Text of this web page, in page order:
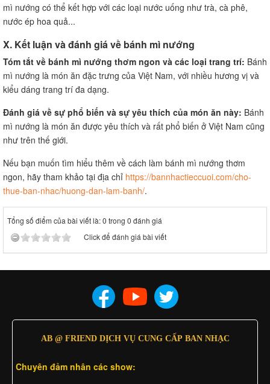
mì nướng có thể kết hợp với các loại nước uống như trà, cà phê,
nước ép hoa quả...
X. Kết luận và đánh giá về bánh mì nướng
Tóm tắt về bánh mì nướng thơm ngon và các loại trang trí: Bánh
mì nướng là món ăn đặc trưng của Việt Nam, với nhiều hương vị và
kiểu dáng trang trí đa dạng.
Đánh giá về sự phổ biến và sự yêu thích của món ăn này: Bánh
mì nướng là món ăn được yêu thích và rất phổ biến ở Việt Nam cũng
như trên thế giới.
Nếu bạn muốn tìm hiểu thêm về cách làm bánh mì nướng thơm
ngon, hãy tham khảo tại địa chỉ https://bannhactieccuoi.com/cho-
thue-ban-nhac/huong-dan-lam-banh/.
Tổng số điểm của bài viết là: 0 trong 0 đánh giá
Click để đánh giá bài viết
AB @ FRIEND DỊCH VỤ CUNG CẤP BAN NHẠC
Chuyên đảm nhân các show: